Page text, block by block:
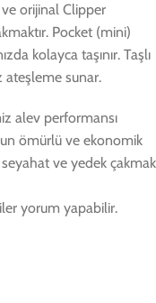
orijinal Clipper
Pocket (mini)
kolayca taşınır. Taşlı
ateşleme sunar.
alev performansı
ömürlü ve ekonomik
seyahat ve yedek çakmak
yorum yapabilir.